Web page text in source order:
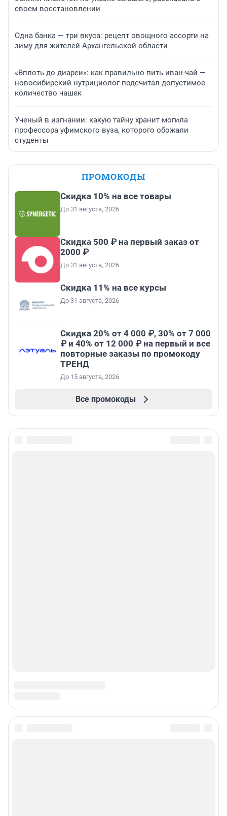
своем восстановлении
Одна банка — три вкуса: рецепт овощного ассорти на
зиму для жителей Архангельской области
«Вплоть до диареи»: как правильно пить иван-чай —
новосибирский нутрициолог подсчитал допустимое
количество чашек
Ученый в изгнании: какую тайну хранит могила
профессора уфимского вуза, которого обожали
студенты
ПРОМОКОДЫ
Скидка 10% на все товары
До 31 августа, 2026
Скидка 500 ₽ на первый заказ от
2000 ₽
До 31 августа, 2026
Скидка 11% на все курсы
До 31 августа, 2026
Скидка 20% от 4 000 ₽, 30% от 7 000
₽ и 40% от 12 000 ₽ на первый и все
повторные заказы по промокоду
ТРЕНД
До 15 августа, 2026
Все промокоды